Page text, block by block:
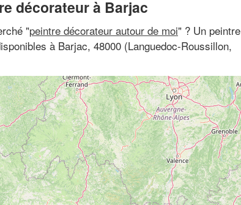
décorateur à Barjac
"peintre décorateur autour de moi" ? Un peintre
à Barjac, 48000 (Languedoc-Roussillon,